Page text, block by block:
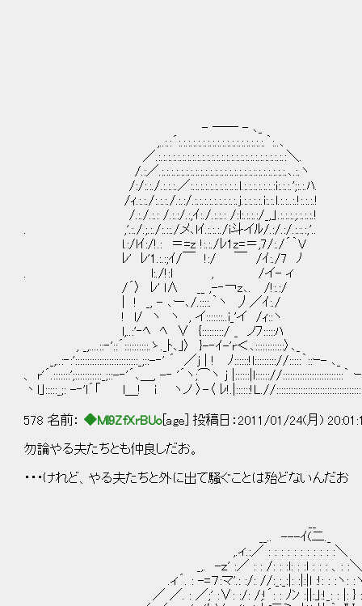
- ―― - ､_ l N: : |: : |＼ ∪
,..:.:´:.:.:.:.:.:.:.:.:.:.:.:.:.:.:.:.:.:.｀:..､ ﾍ: :ﾄ、
／.:.:.:.:.:.:.:.:.:.:.:.:.:.:.:.:.:.:.:.:.:.:.:.:.:.:.:＼
/.:／.:.:.:.:.:.:.:.:.:.:.:.:.:.:.:.:.:.:.:.:.:.:.:.:.:.:.､
/:/:.:./.:.:.:.／:.:.:.:.:.:.:.:.:.:.l.:.:.:.:.:.:.:i:.:.:.';:.:.ﾊ.
/ｨ.:.:./:.:.:./.:.:/.:.:.:.:.:.:.:.:.:.j.:.:.:.:.i:.:.l.:.:..:.!:.:.:.!
/.:./.:.: /.:.:/.:,ｲ:./.:.:.: /:l:.:.:.:/_,」.:.:.:.;.:.:.:.!
. ,'.:./.;.:./:.::./メ､lｲ.:.:.:./i斗イﾙ/.:/.:/.:.:.:,'.. /
l.:/lｲ:/!.: ＝=z !:.:./ﾚ1z=＝,7/:./´｀V
ﾚ' ﾚ'1.:.:;ｲ/￣ !:/ ￣ /ｲ:./7 ﾉ
. l:./!:l , /イ- ィ
/´〉 ﾚ' l∧ __ ,-‐￢z､. /!:.:/
| ! _, - ､ー､/.::::.｀ヽ 丿／ｲ:./
! l/ ヽ ヽ , イ:::::::..i_'イ /ｨ::ヽ
l,..:'‐ﾍ ﾍ ∨ {:::::::::/ _ ノﾌ:::::ﾊ
, _,....::‐'::´::::::::::.ゝ._ﾄ､｣〉 }-‐ｲ-'r＜､::::::::::::〉､_
_,..:‐:'::::::::::::::::::::::::::_;::-‐' ´ ／j | ! ﾉ::::::!l::::::::://:::::｀::ｰ- ､_
、 r'´.:::::::';:::::::::::_;::-‐'´､＿, -‐ '´ヽ;⌒ヽ j |::::::|l:::::://:::::::::::::::::::::::::｀
丶l｣:::::_;: -‐'l´「 l＿! i ヽノ 〉-〈 ﾚ!.|::::::!L.//
578 名前： ◆Ml9ZfXrBUo [age] 投稿日：2011/01/24(月)
勿論やる夫たちとも仲良しだお。
・・・けれど、やる夫たちと外に出て騒ぐことは殆どないんだお
__.. ---ｲ(二._
,.ィ.:／ : : : : : : : : : : :＼
_,. -ｚ' :／ : : /: : :l: : :l : : : 、: :＼
.ィ´. : -=７:マ'.: :/: //:_:_:|: :|:|l :!: : :ヽ: :ヽ
／ ／. : ／;' :∨: :/: /;!´: : ﾉﾝ :||:｣:!_: : |: }